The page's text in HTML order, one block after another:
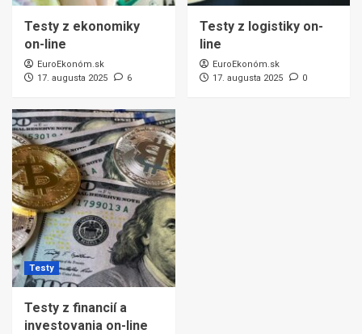
Testy z ekonomiky
on-line
EuroEkonóm.sk
17. augusta 2025
6
Testy z logistiky on-
line
EuroEkonóm.sk
17. augusta 2025
0
Testy
Testy z financií a
investovania on-line